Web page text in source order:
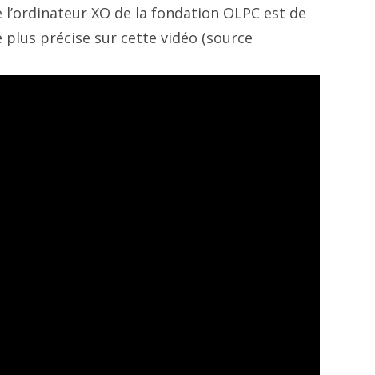
XO de la fondation OLPC est de
précise sur cette vidéo (source